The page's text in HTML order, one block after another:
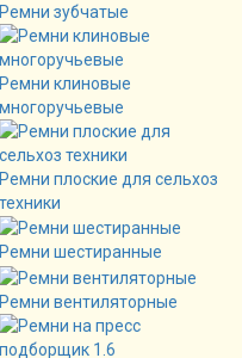
Ремни зубчатые
Ремни клиновые
многоручьевые
Ремни плоские для сельхоз
техники
Ремни шестиранные
Ремни вентиляторные